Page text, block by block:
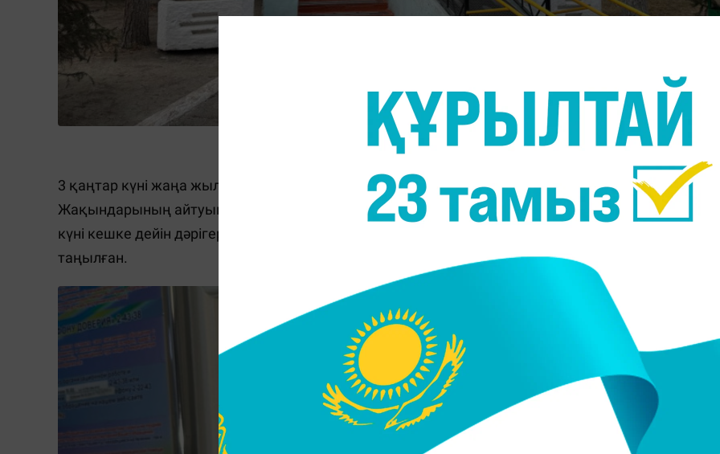
Фото: Massaget.kz \ Жақсылық Зинешов
3 қаңтар күні жаңа жылды тойламақ болған үш отбасы Ақсу ауылында бас қосады.
Жақындарының айтуынша сол кештен кейін денсаулықтары күрт нашарлаған. Алайда 4 қаңтар
күні кешке дейін дәрігерге жүгінуді жөн санамапты. Артынша бірінен соң бірі аурухана төсегіне
таңылған.